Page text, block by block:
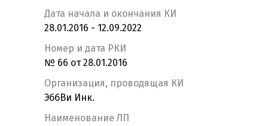
Дата начала и окончания КИ
28.01.2016 - 12.09.2022
Номер и дата РКИ
№ 66 от 28.01.2016
Организация, проводящая КИ
ЭббВи Инк.
Наименование ЛП